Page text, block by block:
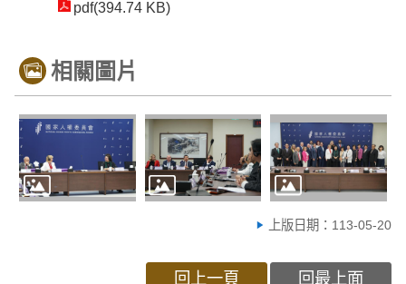
pdf(394.74 KB)
相關圖片
上版日期：113-05-20
回上一頁 回最上面